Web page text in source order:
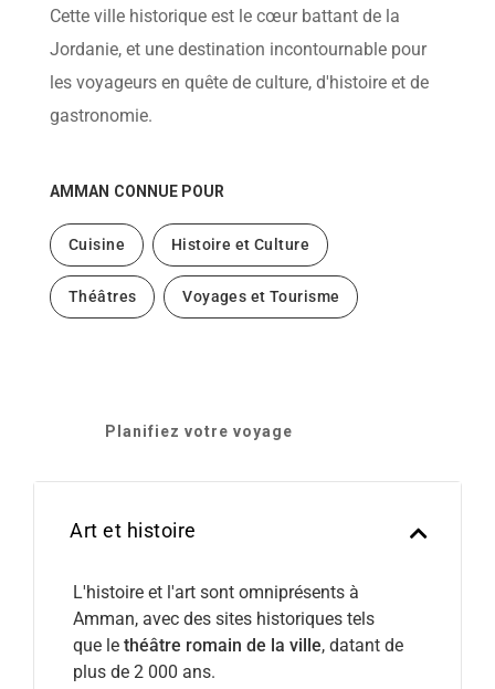
navigate
interact
content.
Cette ville historique est le cœur battant de la
Jordanie, et une destination incontournable pour
les voyageurs en quête de culture, d'histoire et de
gastronomie.
AMMAN CONNUE POUR
Cuisine Histoire et Culture
Théâtres Voyages et Tourisme
Planifiez votre voyage
Art et histoire
L'histoire et l'art sont omniprésents à
Amman, avec des sites historiques tels
que le théâtre romain de la ville, datant de
plus de 2 000 ans.